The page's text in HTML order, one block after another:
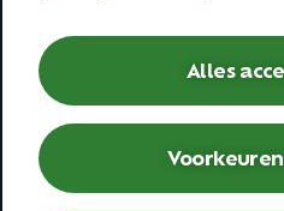
– Open spreekuur
– Bedrijfsarts
– Second opinion
– Deskundigenoordeel
Alles